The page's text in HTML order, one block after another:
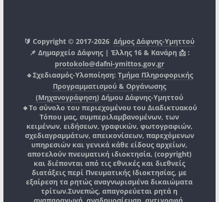
🔰 Copyright © 2017-2026Δήμος Δάφνης-Υμηττού
📌 Δημαρχείο Δάφνης | Έλλης 16 & Κανάρη 📩 :
protokolo@dafni-ymittos.gov.gr
🔹Σχεδιασμός-Υλοποίηση: Τμήμα Πληροφορικής
Προγραμματισμού & Οργάνωσης
(Μηχανογράφηση) Δήμου Δάφνης-Υμηττού
🔸Το σύνολο του περιεχομένου του Διαδικτυακού
Τόπου μας, συμπεριλαμβανομένων, των
κειμένων, ειδήσεων, γραφικών, φωτογραφιών,
σχεδιαγραμμάτων, απεικονίσεων, παρεχόμενων
υπηρεσιών και γενικά κάθε είδους αρχείων,
αποτελούν πνευματική ιδιοκτησία, (copyright)
και διέπονται από τις εθνικές και διεθνείς
διατάξεις περί Πνευματικής Ιδιοκτησίας, με
εξαίρεση τα ρητώς αναγνωρισμένα δικαιώματα
τρίτων.Συνεπώς, απαγορεύεται ρητά η